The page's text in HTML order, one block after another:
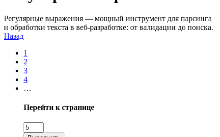
Регулярные выражения — мощный инструмент для парсинга
и обработки текста в веб-разработке: от валидации до поиска.
Назад
1
2
3
4
…
Перейти к странице